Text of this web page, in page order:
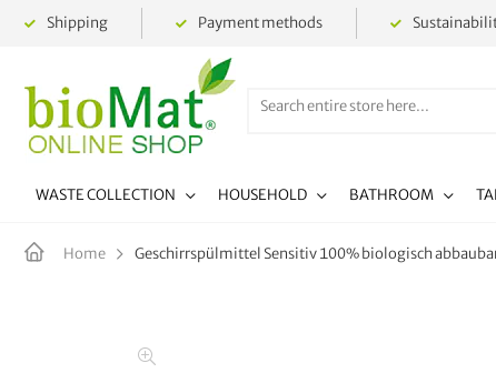
Shipping Payment methods
WASTE COLLECTION HOUSEHOLD BATHROOM
Home Geschirrspülmittel Sensitiv 100% biologisch